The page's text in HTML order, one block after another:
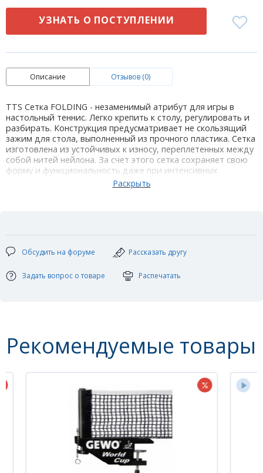
УЗНАТЬ О ПОСТУПЛЕНИИ
Описание Отзывов (0)
TTS Сетка FOLDING - незаменимый атрибут для игры в
настольный теннис. Легко крепить к столу, регулировать и
разбирать. Конструкция предусматривает не скользящий
зажим для стола, выполненный из прочного пластика. Сетка
изготовлена из устойчивых к износу, переплетенных между
собой нитей нейлона. За счет этого сетка сохраняет свою
форму и функциональность даже при интенсивных
Материал конструкции: пластик
Цвет полотна: черный
Обсудить на форуме Рассказать другу
Задать вопрос о товаре Распечатать
Рекомендуемые товары
НОВИНКА